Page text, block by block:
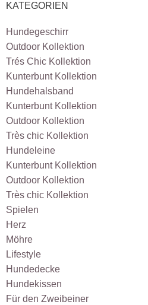
KATEGORIEN
Hundegeschirr
Outdoor Kollektion
Trés Chic Kollektion
Kunterbunt Kollektion
Hundehalsband
Kunterbunt Kollektion
Outdoor Kollektion
Très chic Kollektion
Hundeleine
Kunterbunt Kollektion
Outdoor Kollektion
Très chic Kollektion
Spielen
Herz
Möhre
Lifestyle
Hundedecke
Hundekissen
Für den Zweibeiner